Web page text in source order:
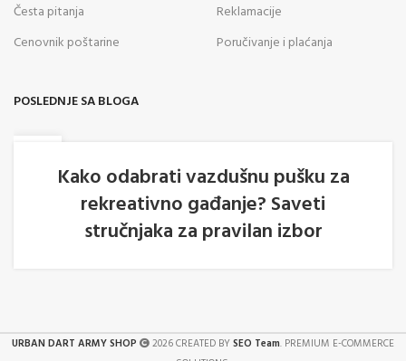
Česta pitanja
Cenovnik poštarine
Reklamacije
Poručivanje i plaćanja
POSLEDNJE SA BLOGA
Kako odabrati vazdušnu pušku za
rekreativno gađanje? Saveti
stručnjaka za pravilan izbor
URBAN DART ARMY SHOP 2026 CREATED BYSEO Team. PREMIUM E-COMMERCE